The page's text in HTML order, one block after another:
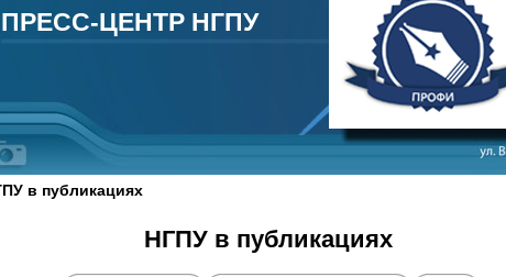
ПРЕСС-ЦЕНТР НГПУ
ПРЕСС-ЦЕНТР НГПУ
в публикациях
НГПУ в публикациях